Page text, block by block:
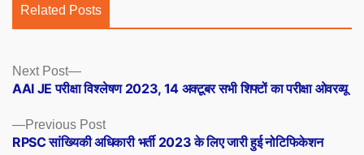
Related Posts
Posts
navigation
Previous PostPrevious
post:
RPSC सांख्यिकी अधिकारी भर्ती 2023 के लिए जारी हुई नोटिफिकेशन
Next Post
Next
post:
AAI JE परीक्षा विश्लेषण 2023, 14 अक्टूबर सभी शिफ्टों का परीक्षा ओवरव्यू